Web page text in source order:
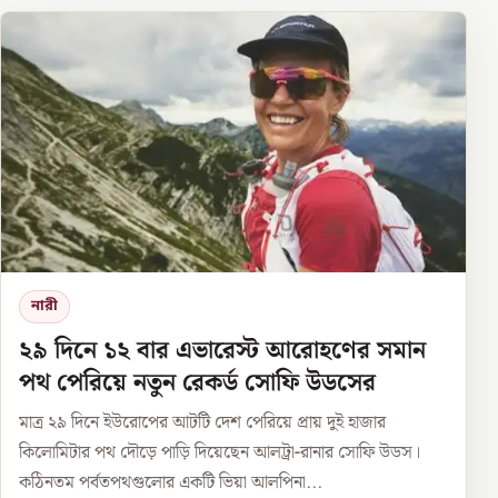
নারী
২৯ দিনে ১২ বার এভারেস্ট আরোহণের সমান
পথ পেরিয়ে নতুন রেকর্ড সোফি উডসের
মাত্র ২৯ দিনে ইউরোপের আটটি দেশ পেরিয়ে প্রায় দুই হাজার
কিলোমিটার পথ দৌড়ে পাড়ি দিয়েছেন আলট্রা-রানার সোফি উডস।
কঠিনতম পর্বতপথগুলোর একটি ভিয়া আলপিনা...